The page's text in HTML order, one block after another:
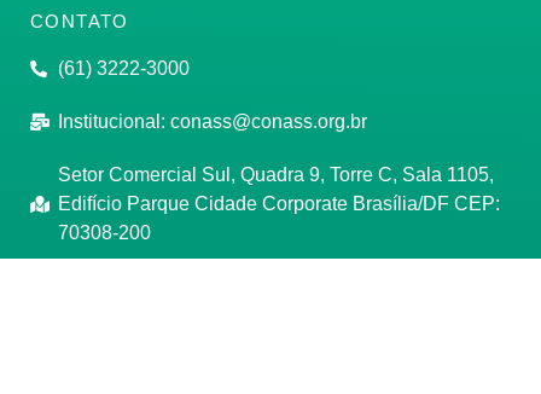
CONTATO
(61) 3222-3000
Institucional: conass@conass.org.br
Setor Comercial Sul, Quadra 9, Torre C, Sala 1105,
Edifício Parque Cidade Corporate Brasília/DF CEP:
70308-200